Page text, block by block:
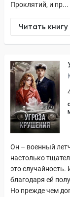
Проклятий, и пр...
Читать книгу
Он – военный
настолько
это случайность.
благодаря ей
Но прежде чем